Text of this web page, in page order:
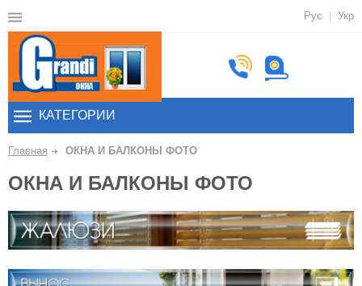
Рус Укр
КАТЕГОРИИ
Главная ОКНА И БАЛКОНЫ ФОТО
ОКНА И БАЛКОНЫ ФОТО